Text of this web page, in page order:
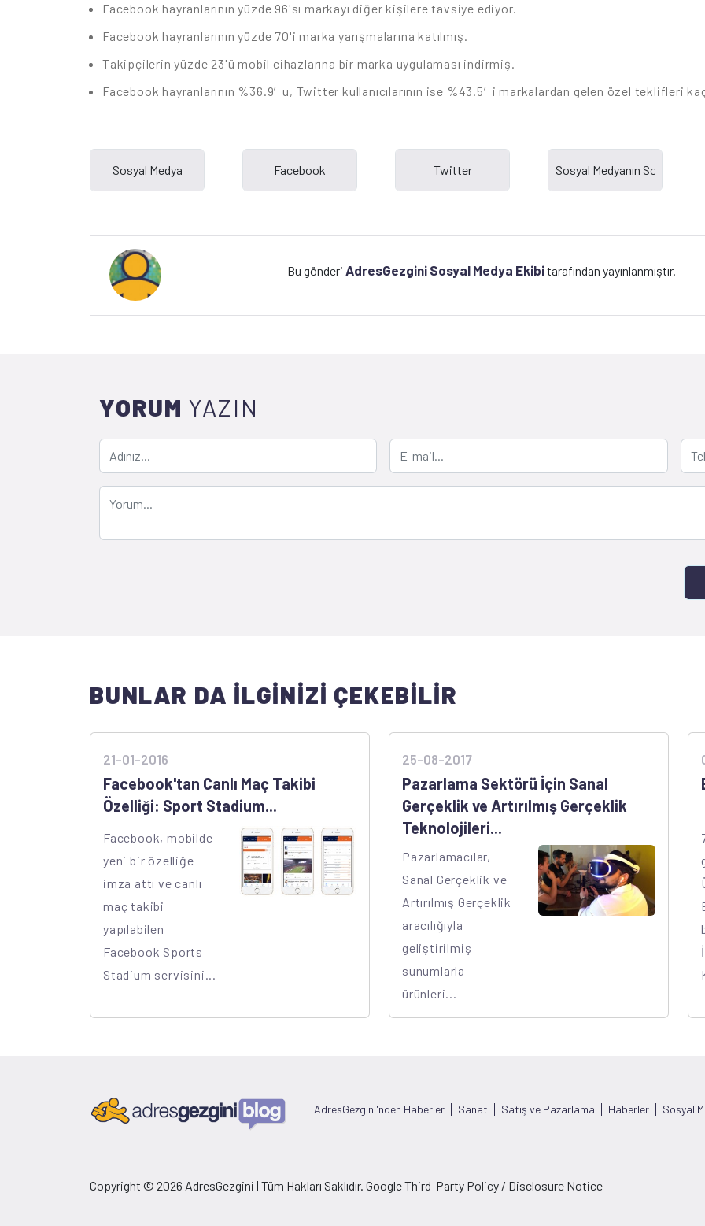
Facebook hayranlarının yüzde 96'sı markayı diğer kişilere tavsiye ediyor.
Facebook hayranlarının yüzde 70'i marka yarışmalarına katılmış.
Takipçilerin yüzde 23'ü mobil cihazlarına bir marka uygulaması indirmiş.
Facebook hayranlarının %36.9′u, Twitter kullanıcılarının ise %43.5′i markalardan gelen özel teklifleri
Bu gönderi AdresGezgini Sosyal Medya Ekibitarafından yayınlanmıştır.
YORUM YAZIN
BUNLAR DA İLGİNİZİ ÇEKEBİLİR
21-01-2016
Facebook'tan Canlı Maç Takibi
Özelliği: Sport Stadium...
Facebook, mobilde
yeni bir özelliğe
imza attı ve canlı
maç takibi
yapılabilen
Facebook Sports
Stadium servisini...
25-08-2017
Pazarlama Sektörü İçin Sanal
Gerçeklik ve Artırılmış Gerçeklik
Teknolojileri...
Pazarlamacılar,
Sanal Gerçeklik ve
Artırılmış Gerçeklik
aracılığıyla
geliştirilmiş
sunumlarla
ürünleri...
AdresGezgini'nden Haberler Sanat Satış ve Pazarlama Haberler Sosyal
Copyright © 2026 AdresGezgini | Tüm Hakları Saklıdır. Google Third-Party Policy / Disclosure Notice